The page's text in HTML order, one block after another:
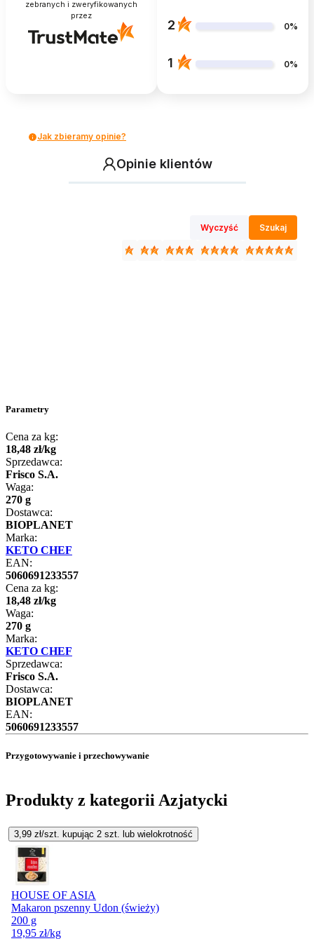
zebranych i zweryfikowanych
przez
2 0%
1 0%
Jak zbieramy opinie?
Opinie klientów
Wyczyść Szukaj
Parametry
Cena za kg:
18,48 zł/kg
Sprzedawca:
Frisco S.A.
Waga:
270 g
Dostawca:
BIOPLANET
Marka:
KETO CHEF
EAN:
5060691233557
Cena za kg:
18,48 zł/kg
Waga:
270 g
Marka:
KETO CHEF
Sprzedawca:
Frisco S.A.
Dostawca:
BIOPLANET
EAN:
5060691233557
Przygotowywanie i przechowywanie
Produkty z kategorii Azjatycki
3,99 zł/szt. kupując 2 szt. lub wielokrotność
HOUSE OF ASIA
Makaron pszenny Udon (świeży)
200 g
19,95 zł/kg